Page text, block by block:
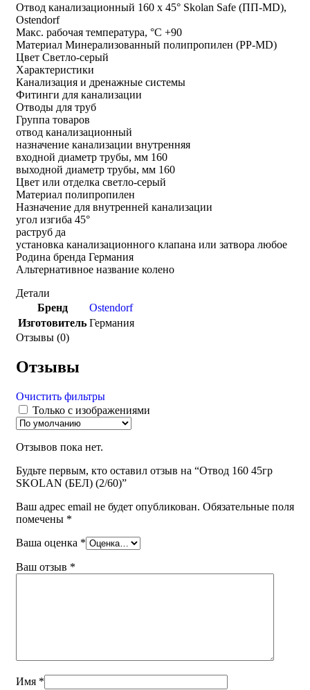
Отвод канализационный 160 x 45° Skolan Safe (ПП-MD),
Ostendorf
Макс. рабочая температура, °C +90
Материал Минерализованный полипропилен (PP-MD)
Цвет Светло-серый
Характеристики
Канализация и дренажные системы
Фитинги для канализации
Отводы для труб
Группа товаров
отвод канализационный
назначение канализации внутренняя
входной диаметр трубы, мм 160
выходной диаметр трубы, мм 160
Цвет или отделка светло-серый
Материал полипропилен
Назначение для внутренней канализации
угол изгиба 45°
раструб да
установка канализационного клапана или затвора любое
Родина бренда Германия
Альтернативное название колено
Детали
Бренд
Ostendorf
Изготовитель Германия
Отзывы (0)
Отзывы
Очистить фильтры
Только с изображениями
Отзывов пока нет.
Будьте первым, кто оставил отзыв на “Отвод 160 45гр
SKOLAN (БЕЛ) (2/60)”
Ваш адрес email не будет опубликован. Обязательные поля
помечены *
Ваша оценка *
Ваш отзыв *
Имя *